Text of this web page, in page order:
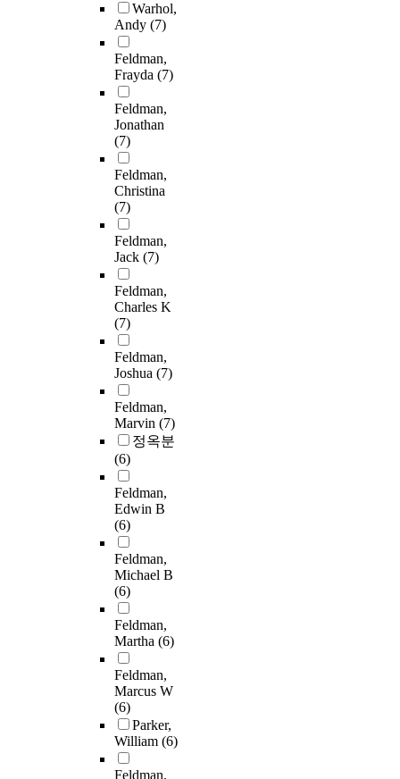
Warhol,
Andy (7)
Feldman,
Frayda (7)
Feldman,
Jonathan
(7)
Feldman,
Christina
(7)
Feldman,
Jack (7)
Feldman,
Charles K
(7)
Feldman,
Joshua (7)
Feldman,
Marvin (7)
정옥분
(6)
Feldman,
Edwin B
(6)
Feldman,
Michael B
(6)
Feldman,
Martha (6)
Feldman,
Marcus W
(6)
Parker,
William (6)
Feldman,